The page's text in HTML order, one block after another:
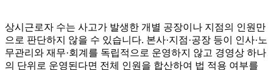
상시근로자 수는 사고가 발생한 개별 공장이나 지점의 인원만
으로 판단하지 않을 수 있습니다. 본사·지점·공장 등이 인사·노
무관리와 재무·회계를 독립적으로 운영하지 않고 경영상 하나
의 단위로 운영된다면 전체 인원을 합산하여 법 적용 여부를